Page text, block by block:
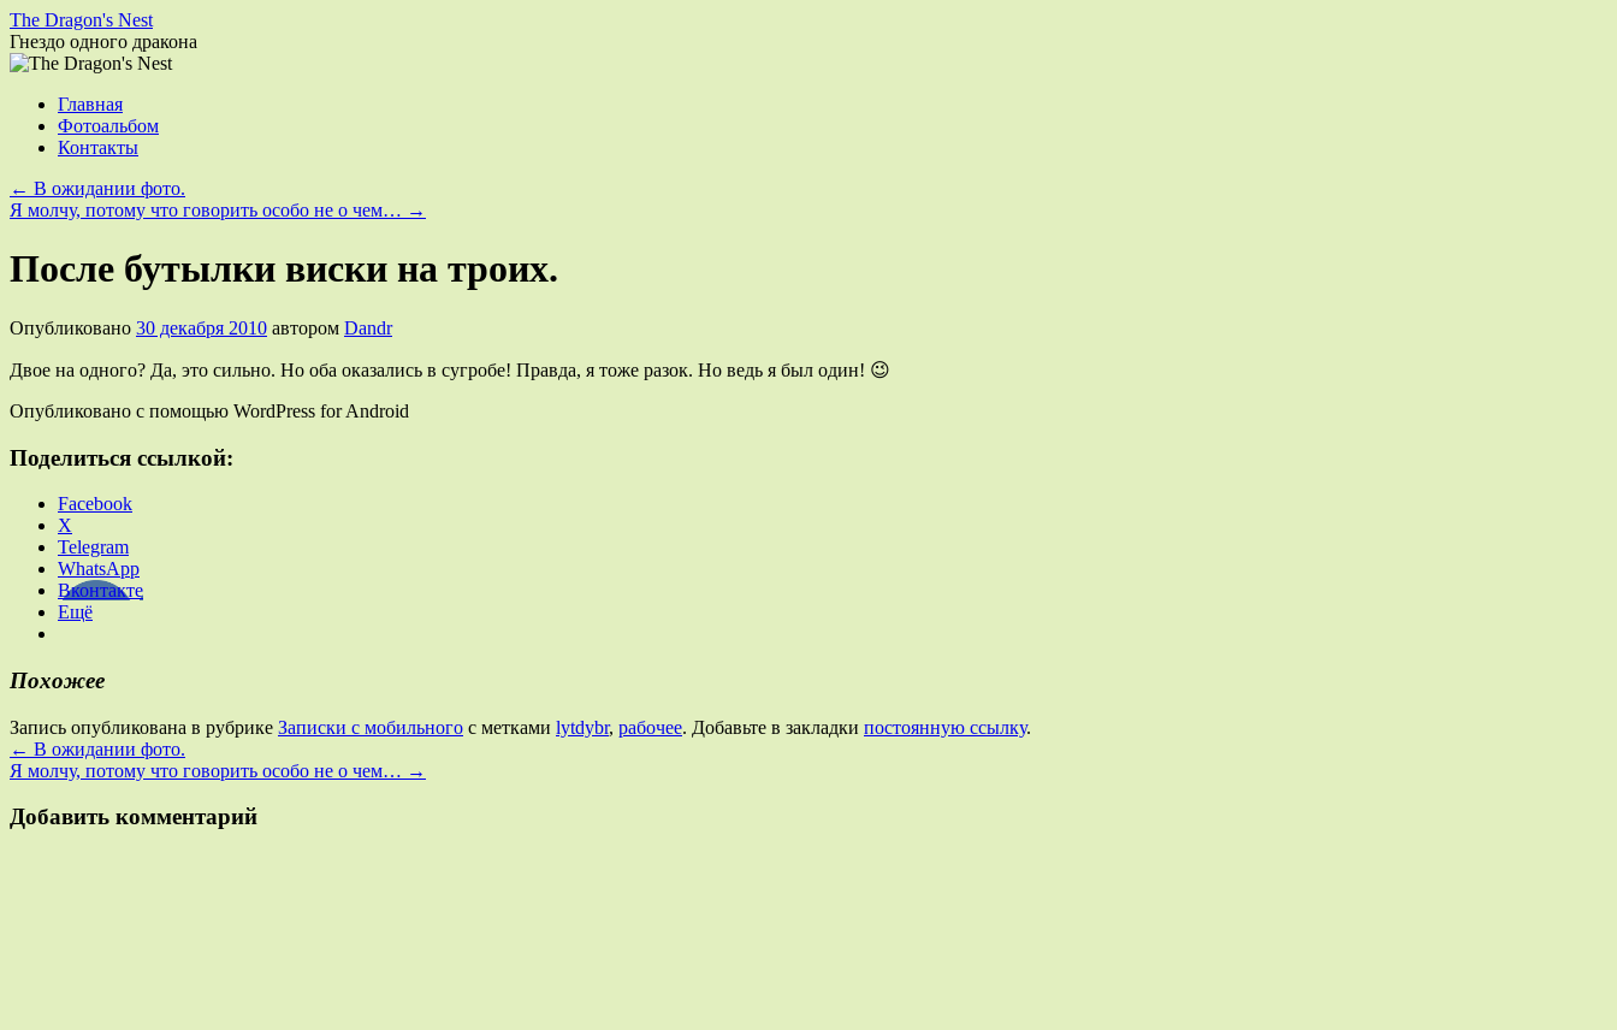
The Dragon's Nest
Гнездо одного дракона
Перейти
содержимому
Главная
Фотоальбом
Контакты
← В ожидании фото.
Я молчу, потому что говорить особо не о чем… →
После бутылки виски на троих.
Опубликовано 30 декабря 2010 автором Dandr
Двое на одного? Да, это сильно. Но оба оказались в сугробе! Правда, я тоже разок. Но ведь я был один! 😉
Опубликовано с помощью WordPress for Android
Поделиться ссылкой:
Facebook
X
Telegram
WhatsApp
Вконтакте
Ещё
Похожее
Запись опубликована в рубрике Записки с мобильного с метками lytdybr, рабочее. Добавьте в закладки постоянную ссылку.
← В ожидании фото.
Я молчу, потому что говорить особо не о чем… →
Добавить комментарий